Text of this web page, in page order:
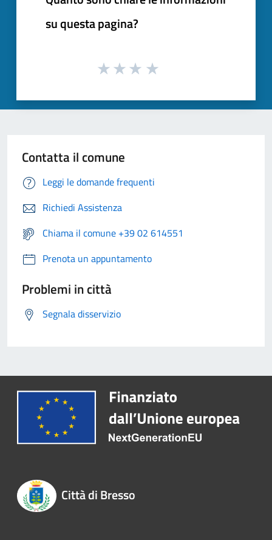
su questa pagina?
Contatta il comune
Leggi le domande frequenti
Richiedi Assistenza
Chiama il comune +39 02 614551
Prenota un appuntamento
Problemi in città
Segnala disservizio
Città di Bresso